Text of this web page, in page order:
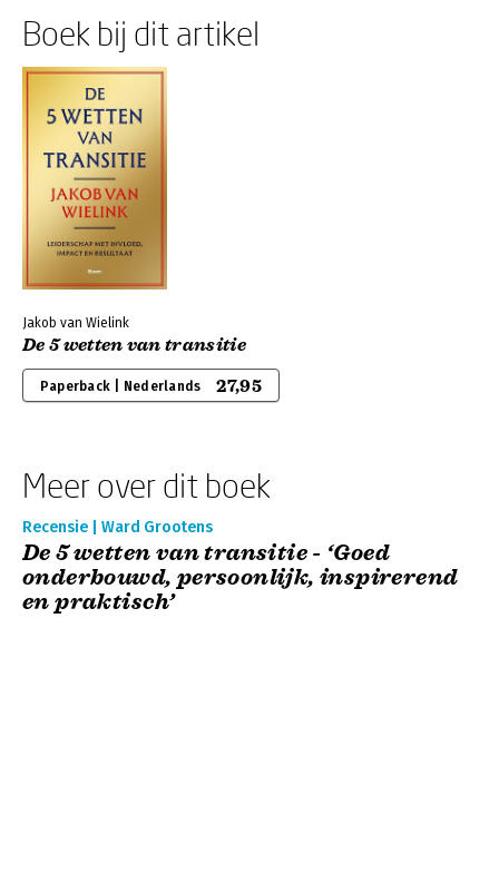
Boek bij dit artikel
Jakob van Wielink
De 5 wetten van transitie
Paperback | Nederlands 27,95
Meer over dit boek
Recensie | Ward Grootens
De 5 wetten van transitie - ‘Goed
onderbouwd, persoonlijk, inspirerend
en praktisch’